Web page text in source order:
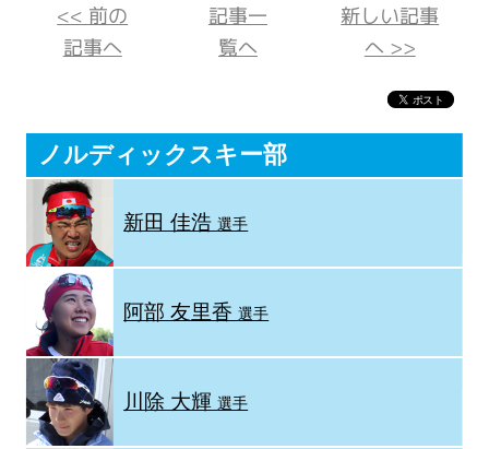
<< 前の
記事へ
記事一
覧へ
新しい記事
へ >>
ノルディックスキー部
新田 佳浩選手
阿部 友里香選手
川除 大輝選手